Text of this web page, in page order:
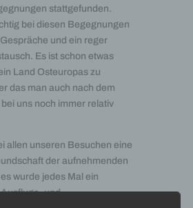
stattgefunden.
bei diesen Begegnungen
und ein reger
Es ist schon etwas
Land Osteuropas zu
das man auch nach dem
uns noch immer relativ
allen unseren Besuchen eine
der aufnehmenden
wurde jedes Mal ein
und